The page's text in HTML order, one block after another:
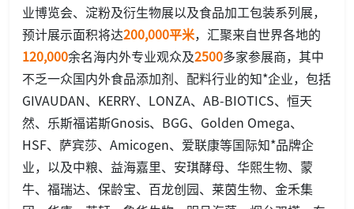
业博览会、淀粉及衍生物展以及食品加工包装系列展，
预计展示面积将达200,000平米，汇聚来自世界各地的
120,000余名海内外专业观众及2500多家参展商，其中
不乏一众国内外食品添加剂、配料行业的知*企业，包括
GIVAUDAN、KERRY、LONZA、AB-BIOTICS、恒天
然、乐斯福诺斯Gnosis、BGG、Golden Omega、
HSF、萨宾莎、Amicogen、爱联康等国际知*品牌企
业，以及中粮、益海嘉里、安琪酵母、华熙生物、蒙
牛、福瑞达、保龄宝、百龙创园、莱茵生物、金禾集